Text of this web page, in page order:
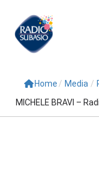
Home / Media /
MICHELE BRAVI –